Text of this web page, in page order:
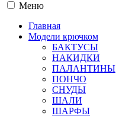
Меню
Главная
Модели крючком
БАКТУСЫ
НАКИДКИ
ПАЛАНТИНЫ
ПОНЧО
СНУДЫ
ШАЛИ
ШАРФЫ